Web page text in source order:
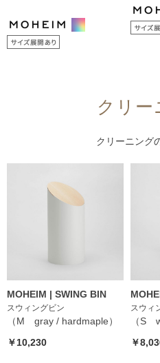
クリー
クリーニング
MOHEIM | SWING BIN
スウィングビン
（M gray / hardmaple）
￥10,230
スウィ
（S
￥